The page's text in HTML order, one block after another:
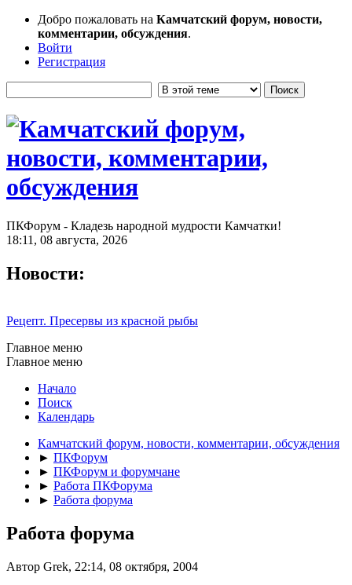
Добро пожаловать на Камчатский форум, новости,
комментарии, обсуждения.
Войти
Регистрация
ПКФорум - Кладезь народной мудрости Камчатки!
18:11, 08 августа, 2026
Новости:
Рецепт. Пресервы из красной рыбы
Главное меню
Главное меню
Начало
Поиск
Календарь
Камчатский форум, новости, комментарии, обсуждения
► ПКФорум
► ПКФорум и форумчане
► Работа ПКФорума
► Работа форума
Работа форума
Автор Grek, 22:14, 08 октября, 2004